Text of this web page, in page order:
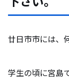
廿日市市には、
学生の頃に宮島